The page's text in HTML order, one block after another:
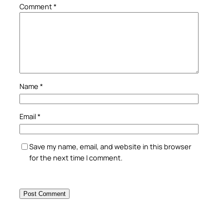
Comment*
Name *
Email*
Save my name, email, and website in this browser
for the next time I comment.